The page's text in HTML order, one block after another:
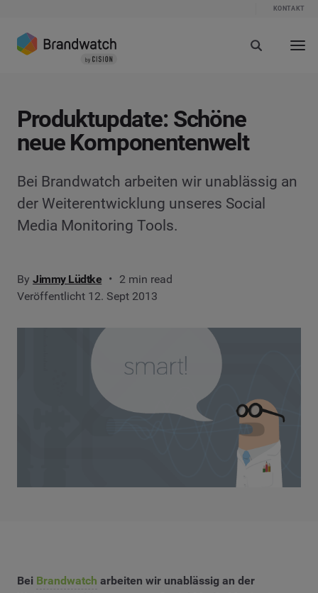
KONTAKT
Produktupdate: Schöne
neue Komponentenwelt
Bei Brandwatch arbeiten wir unablässig an
der Weiterentwicklung unseres Social
Media Monitoring Tools.
By Jimmy Lüdtke
2 min read
Veröffentlicht 12. Sept 2013
Bei Brandwatch arbeiten wir unablässig an der